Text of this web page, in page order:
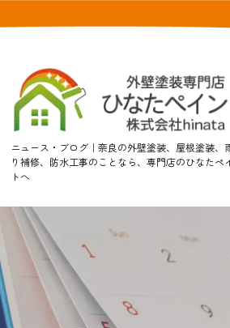
ニュース・ブログ｜奈良の外壁塗装、屋根塗装、
り補修、防水工事のことなら、専門店のひなたペ
トへ